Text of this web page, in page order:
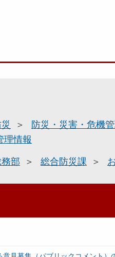
防災・災害・危機
理情報
部 総合防災課